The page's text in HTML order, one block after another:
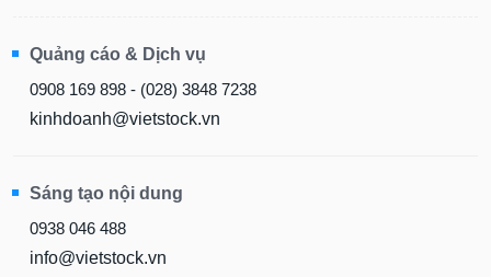
Quảng cáo & Dịch vụ
0908 169 898 - (028) 3848 7238
kinhdoanh@vietstock.vn
Sáng tạo nội dung
0938 046 488
info@vietstock.vn